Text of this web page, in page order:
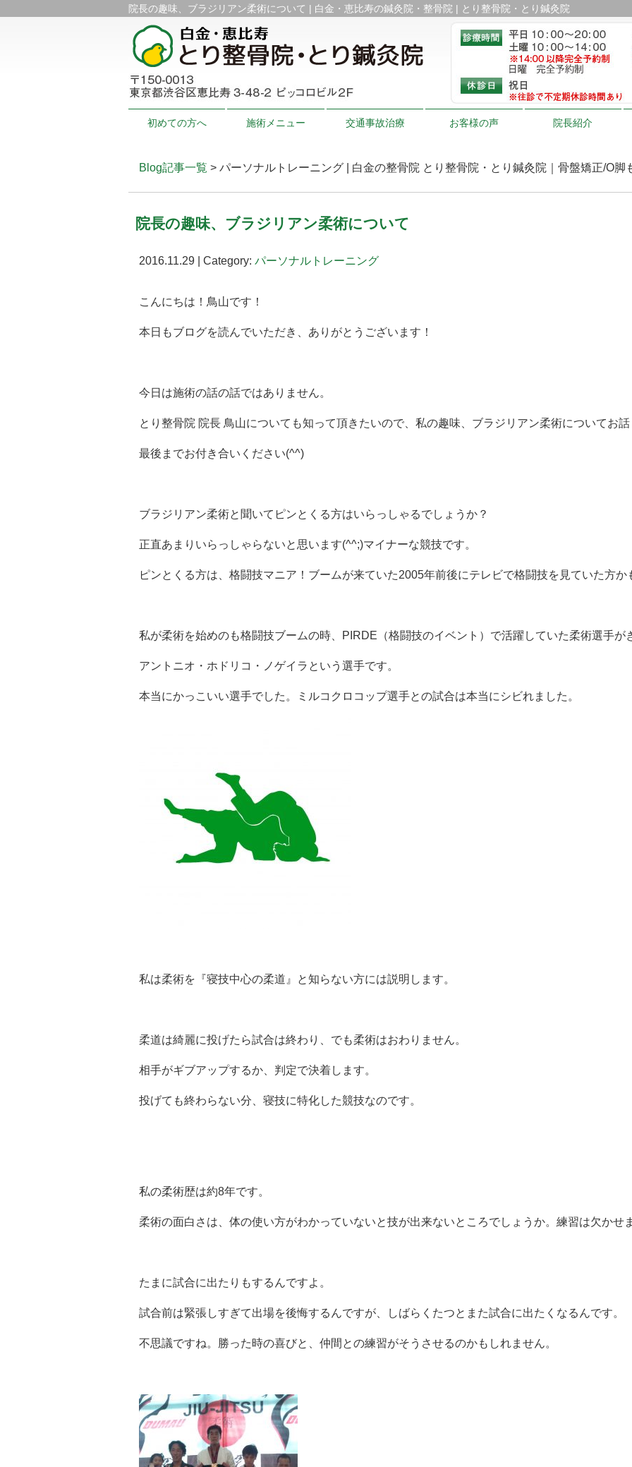
院長の趣味、ブラジリアン柔術について | 白金・恵比寿の鍼灸院・整骨院 | とり整骨院・とり鍼灸院
初めての方へ 施術メニュー 交通事故治療 お客様の声 院長紹介
Blog記事一覧 > パーソナルトレーニング | 白金の整骨院 とり整骨院・とり鍼灸院｜骨盤矯正/O脚
院長の趣味、ブラジリアン柔術について
2016.11.29 | Category: パーソナルトレーニング
こんにちは！鳥山です！
本日もブログを読んでいただき、ありがとうございます！
今日は施術の話の話ではありません。
とり整骨院 院長 鳥山についても知って頂きたいので、私の趣味、ブラジリアン柔術についてお
最後までお付き合いください(^^)
ブラジリアン柔術と聞いてピンとくる方はいらっしゃるでしょうか？
正直あまりいらっしゃらないと思います(^^;)マイナーな競技です。
ピンとくる方は、格闘技マニア！ブームが来ていた2005年前後にテレビで格闘技を見ていた方か
私が柔術を始めのも格闘技ブームの時、PIRDE（格闘技のイベント）で活躍していた柔術選手が
アントニオ・ホドリコ・ノゲイラという選手です。
本当にかっこいい選手でした。ミルコクロコップ選手との試合は本当にシビれました。
私は柔術を『寝技中心の柔道』と知らない方には説明します。
柔道は綺麗に投げたら試合は終わり、でも柔術はおわりません。
相手がギブアップするか、判定で決着します。
投げても終わらない分、寝技に特化した競技なのです。
私の柔術歴は約8年です。
柔術の面白さは、体の使い方がわかっていないと技が出来ないところでしょうか。練習は欠かせ
たまに試合に出たりもするんですよ。
試合前は緊張しすぎて出場を後悔するんですが、しばらくたつとまた試合に出たくなるんです。
不思議ですね。勝った時の喜びと、仲間との練習がそうさせるのかもしれません。